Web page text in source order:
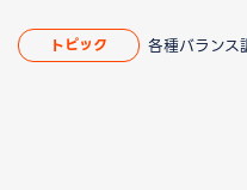
トピック 各種バランス